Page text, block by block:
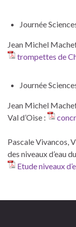
Journée
Jean Michel
trompettes de
Journée
Jean Michel
Val d’Oise :
Pascale Vivancos,
des niveaux d’eau
Etude niveaux